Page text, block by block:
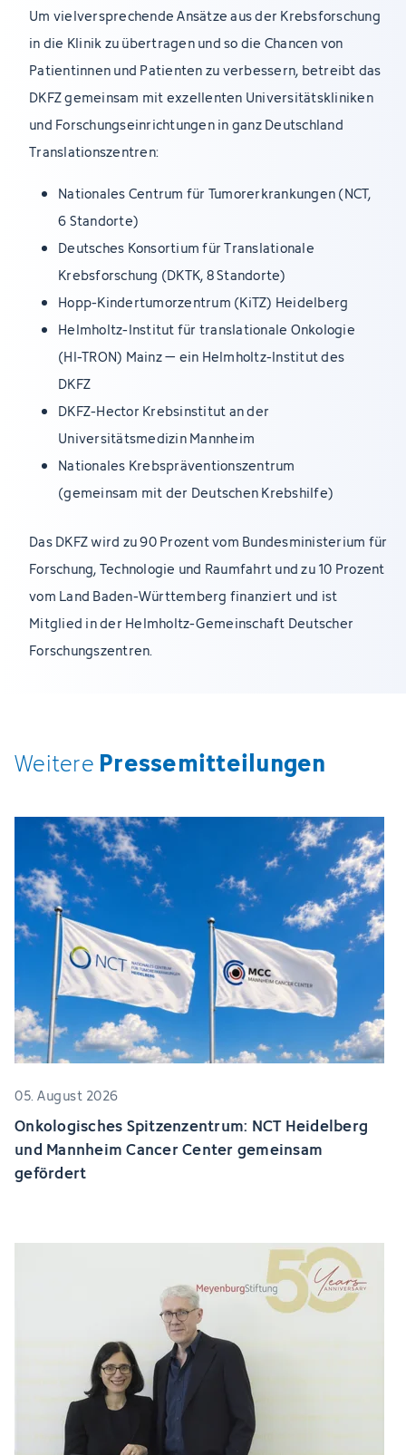
Um vielversprechende Ansätze aus der Krebsforschung
in die Klinik zu übertragen und so die Chancen von
Patientinnen und Patienten zu verbessern, betreibt das
DKFZ gemeinsam mit exzellenten Universitätskliniken
und Forschungseinrichtungen in ganz Deutschland
Translationszentren:
Nationales Centrum für Tumorerkrankungen (NCT,
6 Standorte)
Deutsches Konsortium für Translationale
Krebsforschung (DKTK, 8 Standorte)
Hopp-Kindertumorzentrum (KiTZ) Heidelberg
Helmholtz-Institut für translationale Onkologie
(HI-TRON) Mainz – ein Helmholtz-Institut des
DKFZ
DKFZ-Hector Krebsinstitut an der
Universitätsmedizin Mannheim
Nationales Krebspräventionszentrum
(gemeinsam mit der Deutschen Krebshilfe)
Das DKFZ wird zu 90 Prozent vom Bundesministerium für
Forschung, Technologie und Raumfahrt und zu 10 Prozent
vom Land Baden-Württemberg finanziert und ist
Mitglied in der Helmholtz-Gemeinschaft Deutscher
Forschungszentren.
Weitere Pressemitteilungen
05. August 2026
Onkologisches Spitzenzentrum: NCT Heidelberg
und Mannheim Cancer Center gemeinsam
gefördert